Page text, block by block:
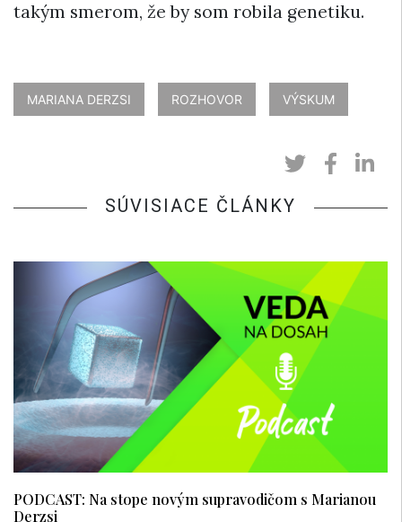
takým smerom, že by som robila genetiku.
MARIANA DERZSI ROZHOVOR VÝSKUM
SÚVISIACE ČLÁNKY
PODCAST: Na stope novým supravodičom s Marianou
Derzsi